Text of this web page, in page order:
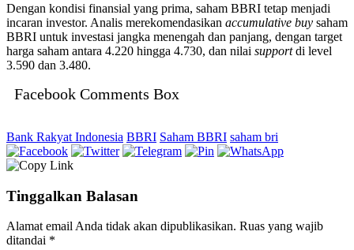
Dengan kondisi finansial yang prima, saham BBRI tetap menjadi
incaran investor. Analis merekomendasikan accumulative buy saham
BBRI untuk investasi jangka menengah dan panjang, dengan target
harga saham antara 4.220 hingga 4.730, dan nilai supportdi level
3.590 dan 3.480.
Facebook Comments Box
Bank Rakyat Indonesia BBRI Saham BBRI saham bri
Tinggalkan Balasan
Alamat email Anda tidak akan dipublikasikan. Ruas yang wajib
ditandai *